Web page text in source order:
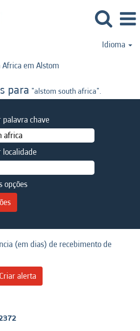
Idioma
em Alstom
para "alstom south africa".
palavra chave
localidade
opções
(em dias) de recebimento de
alerta